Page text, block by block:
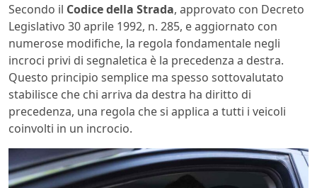
Secondo il Codice della Strada, approvato con Decreto
Legislativo 30 aprile 1992, n. 285, e aggiornato con
numerose modifiche, la regola fondamentale negli
incroci privi di segnaletica è la precedenza a destra.
Questo principio semplice ma spesso sottovalutato
stabilisce che chi arriva da destra ha diritto di
precedenza, una regola che si applica a tutti i veicoli
coinvolti in un incrocio.